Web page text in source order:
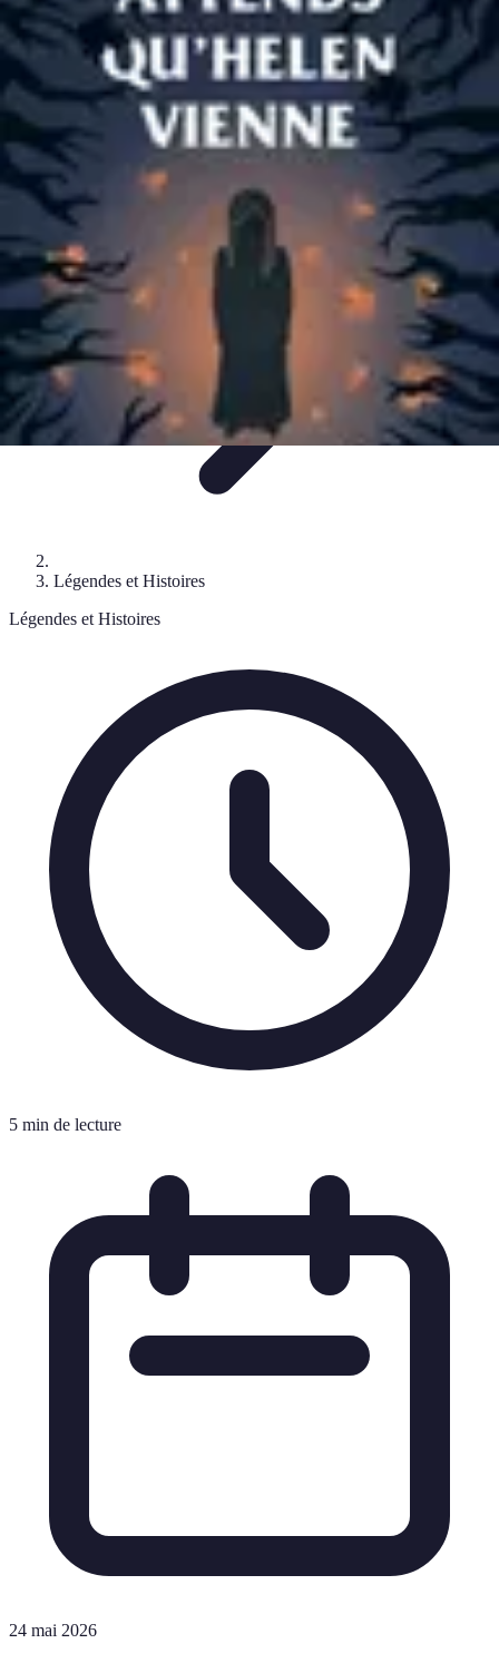
Citrouilles et Fantômes
Décorations HalloweenCuisine et SantéLégendes et
histoires
Culture DIY & Décoration
Citrouilles et Fantômes
Légendes et Histoires
Légendes et Histoires
5 min de lecture
24 mai 2026